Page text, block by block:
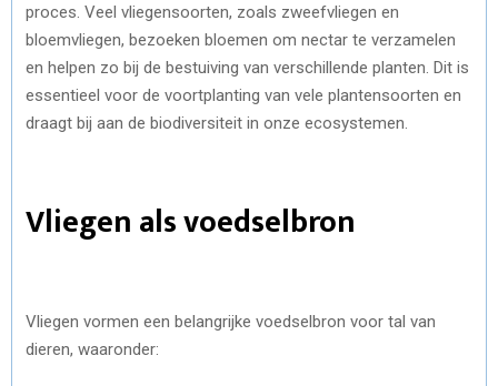
proces. Veel vliegensoorten, zoals zweefvliegen en
bloemvliegen, bezoeken bloemen om nectar te verzamelen
en helpen zo bij de bestuiving van verschillende planten. Dit is
essentieel voor de voortplanting van vele plantensoorten en
draagt bij aan de biodiversiteit in onze ecosystemen.
Vliegen als voedselbron
Vliegen vormen een belangrijke voedselbron voor tal van
dieren, waaronder: